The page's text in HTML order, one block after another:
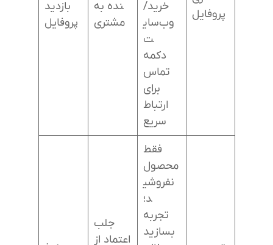
پروفایل
خرید/
وب‌سای
ت
دکمه
تماس
برای
ارتباط
سریع
نده به
مشتری
بازدید
پروفایل
فقط
محصول
نفروشی
د؛
تجربه
بسازید
جلب
اعتماد از